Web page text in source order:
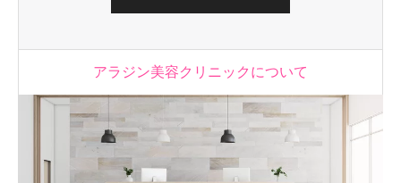
アラジン美容クリニックについて